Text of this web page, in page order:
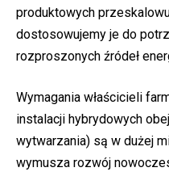
produktowych
dostosowujemy je do
rozproszonych źródeł
Wymagania właścicieli
instalacji hybrydowych
wytwarzania) są w dużej
wymusza rozwój